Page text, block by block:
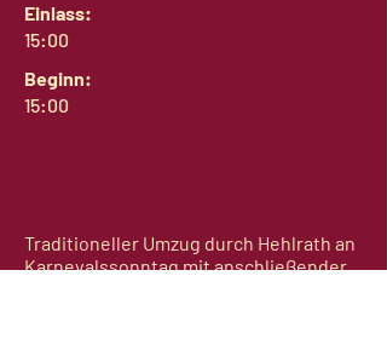
Einlass:
15:00
Beginn:
15:00
Traditioneller Umzug durch Hehlrath an
Karnevalssonntag mit anschließender